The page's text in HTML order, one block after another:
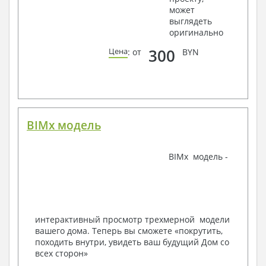
Ведомости расхода стали и бетона
3. Инженерный раздел (приобретается по желанию
Водоснабжение и канализация
канализации
Аксонометрическая схема водоснабжения и
канализации
Узлы и спецификация материалов
Спецификация материалов
Электротехнические решения:
Условные обозначения и общие данные
может
выглядеть
оригинально
Цена: от 300 BYN
BIMx модель
BIMx модель -
интерактивный просмотр трехмерной модели
вашего дома. Теперь вы сможете «покрутить,
походить внутри, увидеть ваш будущий Дом со
всех сторон»